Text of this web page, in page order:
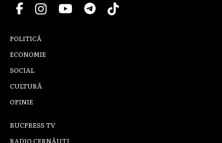
POLITICĂ
ECONOMIE
SOCIAL
CULTURĂ
OPINIE
BUCPRESS TV
RADIO CERNĂUȚI